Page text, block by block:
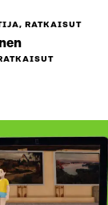
RATKAISUT